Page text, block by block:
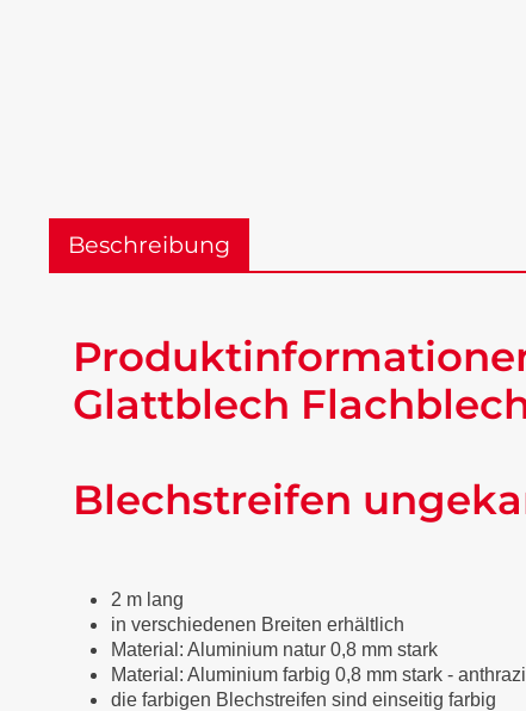
Beschreibung
Glattblech
Blechstreifen
2 m lang
in verschiedenen Breiten erhältlich
Material: Aluminium natur 0,8 mm stark
Material: Aluminium farbig 0,8 mm stark -
die farbigen Blechstreifen sind einseitig farbig